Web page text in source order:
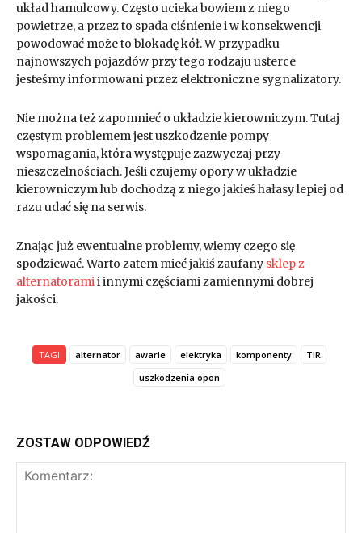
układ hamulcowy. Często ucieka bowiem z niego
powietrze, a przez to spada ciśnienie i w konsekwencji
powodować może to blokadę kół. W przypadku
najnowszych pojazdów przy tego rodzaju usterce
jesteśmy informowani przez elektroniczne sygnalizatory.
Nie można też zapomnieć o układzie kierowniczym. Tutaj
częstym problemem jest uszkodzenie pompy
wspomagania, która występuje zazwyczaj przy
nieszczelnościach. Jeśli czujemy opory w układzie
kierowniczym lub dochodzą z niego jakieś hałasy lepiej od
razu udać się na serwis.
Znając już ewentualne problemy, wiemy czego się
spodziewać. Warto zatem mieć jakiś zaufany sklep z
alternatoramii innymi częściami zamiennymi dobrej
jakości.
TAGI alternator awarie elektryka komponenty
TIR
uszkodzenia opon
ZOSTAW ODPOWIEDŹ